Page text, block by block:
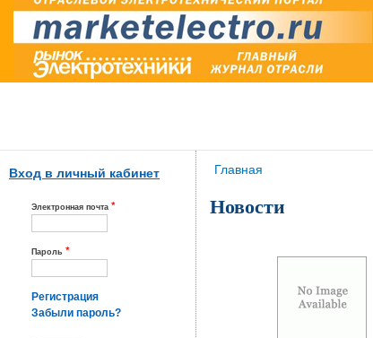
Вход в личный кабинет
Электронная почта *
Пароль *
Регистрация
Забыли пароль?
Вы здесь
Главная
Новости